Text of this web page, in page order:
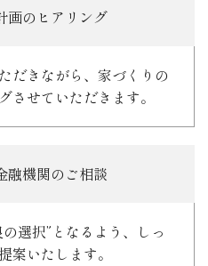
画のヒアリング
だきながら、家づくりの
させていただきます。
融機関のご相談
選択”となるよう、しっ
案いたします。